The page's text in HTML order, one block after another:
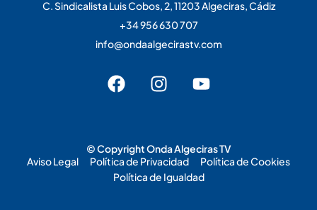
C. Sindicalista Luis Cobos, 2, 11203 Algeciras, Cádiz
+34 956 630 707
info@ondaalgecirastv.com
© Copyright Onda Algeciras TV
Aviso Legal
Política de Privacidad
Política de Cookies
Política de Igualdad